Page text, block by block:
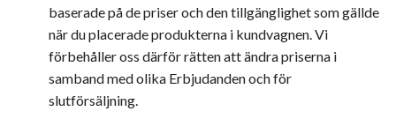
baserade på de priser och den tillgänglighet som gällde
när du placerade produkterna i kundvagnen. Vi
förbehåller oss därför rätten att ändra priserna i
samband med olika Erbjudanden och för
slutförsäljning.